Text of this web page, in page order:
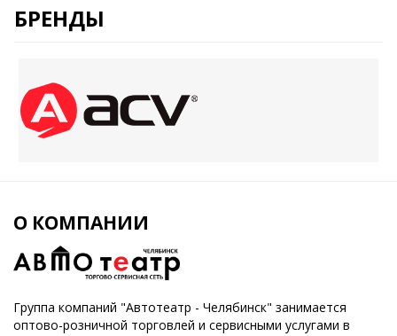
БРЕНДЫ
О КОМПАНИИ
Группа компаний "Автотеатр - Челябинск" занимается
оптово-розничной торговлей и сервисными услугами в